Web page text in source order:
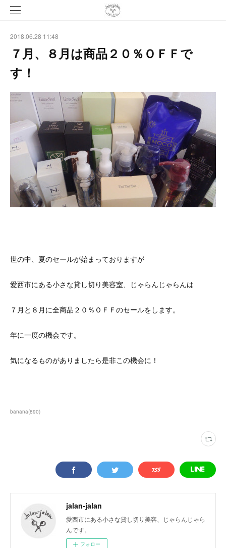
2018.06.28 11:48
７月、８月は商品２０％ＯＦＦで
す！
世の中、夏のセールが始まっておりますが
愛西市にある小さな貸し切り美容室、じゃらんじゃらんは
７月と８月に全商品２０％ＯＦＦのセールをします。
年に一度の機会です。
気になるものがありましたら是非この機会に！
banana(890)
jalan-jalan
愛西市にある小さな貸し切り美容、じゃらんじゃら
んです。
フォロー